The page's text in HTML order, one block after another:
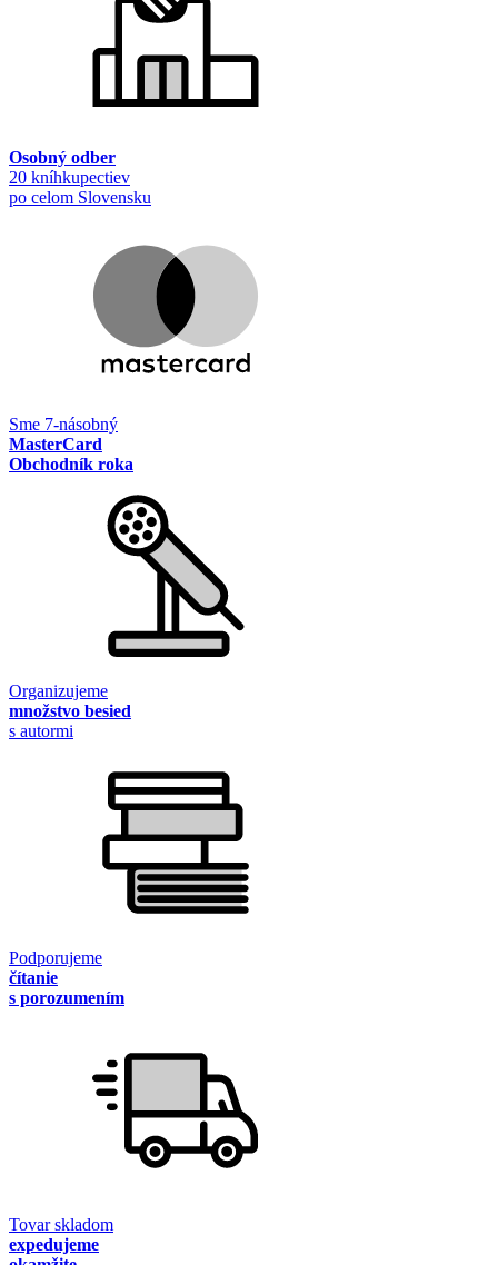
Osobný odber
20 kníhkupectiev
po celom Slovensku
Sme 7-násobný
MasterCard
Obchodník roka
Organizujeme
množstvo besied
s autormi
Podporujeme
čítanie
s porozumením
Tovar skladom
expedujeme